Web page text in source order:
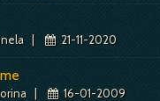
| 21-11-2020
| 16-01-2009